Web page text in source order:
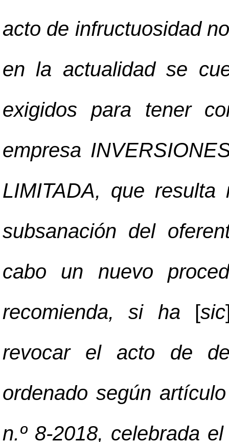
acto de infructuosidad
en la actualidad se
exigidos para tener
empresa
LIMITADA, que
subsanación del
cabo un nuevo
recomienda, si ha [sic
revocar el acto de
ordenado según
n.º 8-2018, celebrada